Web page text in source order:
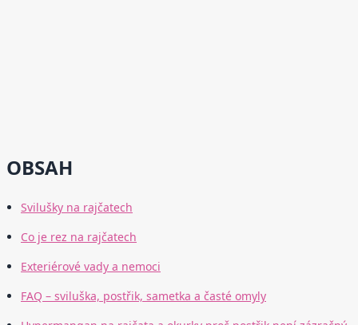
OBSAH
Svilušky na rajčatech
Co je rez na rajčatech
Exteriérové vady a nemoci
FAQ – sviluška, postřik, sametka a časté omyly